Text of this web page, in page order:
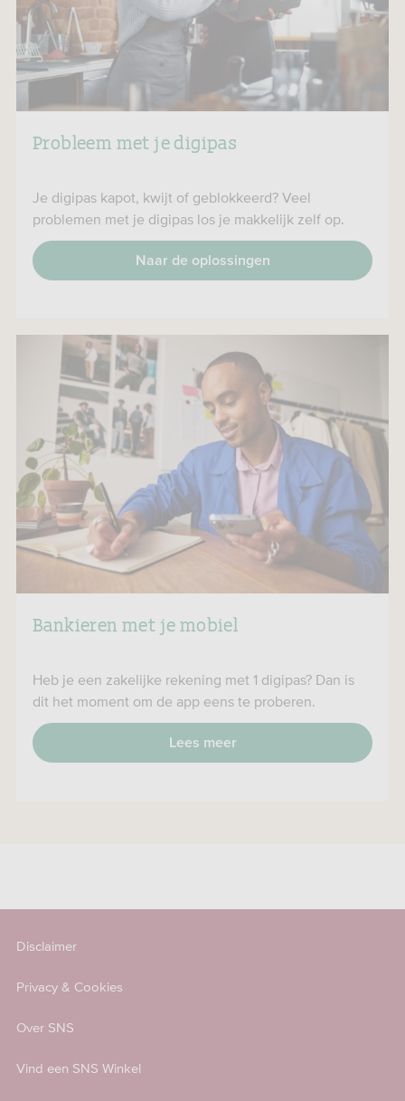
Probleem met je digipas
Je digipas kapot, kwijt of geblokkeerd? Veel
problemen met je digipas los je makkelijk zelf op.
Naar de oplossingen
Bankieren met je mobiel
Heb je een zakelijke rekening met 1 digipas? Dan is
dit het moment om de app eens te proberen.
Lees meer
Disclaimer
Privacy & Cookies
Over SNS
Vind een SNS Winkel